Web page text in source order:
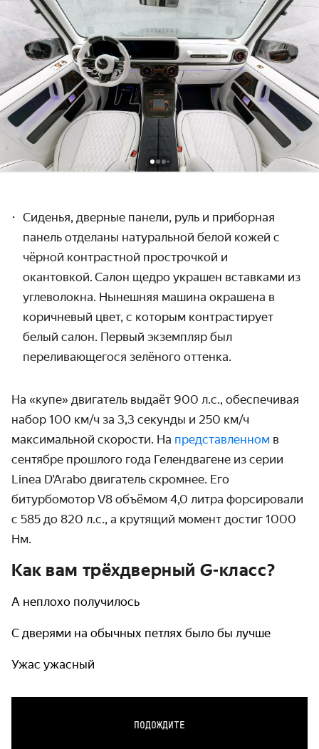
Сиденья, дверные панели, руль и приборная
панель отделаны натуральной белой кожей с
чёрной контрастной прострочкой и
окантовкой. Салон щедро украшен вставками из
углеволокна. Нынешняя машина окрашена в
коричневый цвет, с которым контрастирует
белый салон. Первый экземпляр был
переливающегося зелёного оттенка.
На «купе» двигатель выдаёт 900 л.с., обеспечивая
набор 100 км/ч за 3,3 секунды и 250 км/ч
максимальной скорости. На представленном в
сентябре прошлого года Гелендвагене из серии
Linea D’Arabo двигатель скромнее. Его
битурбомотор V8 объёмом 4,0 литра форсировали
с 585 до 820 л.с., а крутящий момент достиг 1000
Нм.
Как вам трёхдверный G-класс?
А неплохо получилось
С дверями на обычных петлях было бы лучше
Ужас ужасный
ПОДОЖДИТЕ